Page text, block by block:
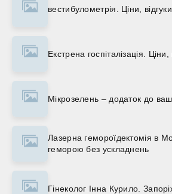
вестибулометрія. Ціни,
Екстрена госпіталізація.
Мікрозелень – додаток до
Лазерна гемороїдектомія в
геморою без ускладнень
Гінеколог Інна Курило.